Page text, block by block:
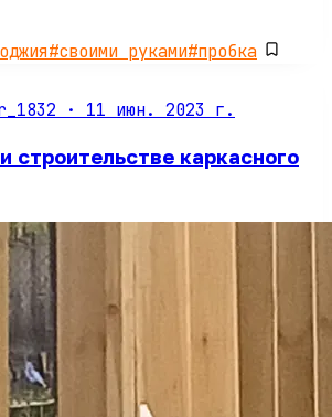
#своими руками#пробка
· 11 июн. 2023 г.
строительстве каркасного